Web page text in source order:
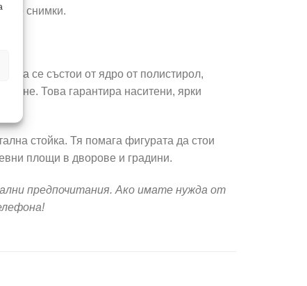
снимки.
се състои от ядро от полистирол,
Това гарантира наситени, ярки
стойка. Тя помага фигурата да стои
площи в дворове и градини.
предпочитания. Ако имате нужда от